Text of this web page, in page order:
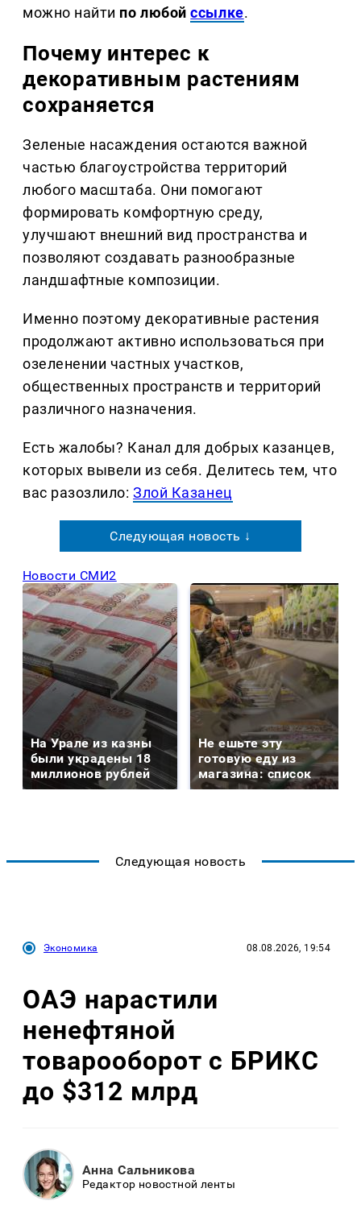
можно найти по любойссылке.
Почему интерес к
декоративным растениям
сохраняется
Зеленые насаждения остаются важной
частью благоустройства территорий
любого масштаба. Они помогают
формировать комфортную среду,
улучшают внешний вид пространства и
позволяют создавать разнообразные
ландшафтные композиции.
Именно поэтому декоративные растения
продолжают активно использоваться при
озеленении частных участков,
общественных пространств и территорий
различного назначения.
Есть жалобы? Канал для добрых казанцев,
которых вывели из себя. Делитеcь тем, что
вас разозлило:Злой Казанец
Следующая новость ↓
Новости СМИ2
На Урале из казны
были украдены 18
миллионов рублей
Не ешьте эту
готовую еду из
магазина: список
Следующая новость
Экономика 08.08.2026, 19:54
ОАЭ нарастили
ненефтяной
товарооборот с БРИКС
до $312 млрд
Анна Сальникова
Редактор новостной ленты